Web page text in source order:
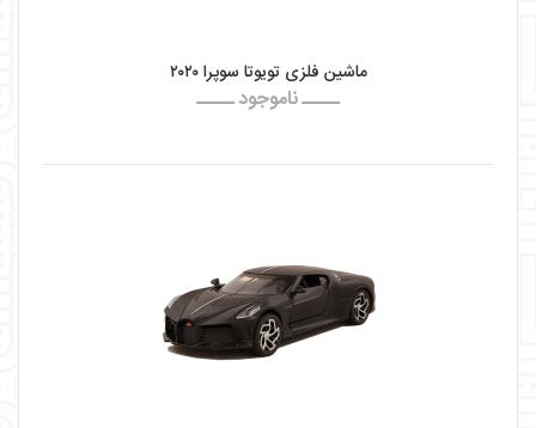
ماشین فلزی تویوتا سوپرا ۲۰۲۰
ـــــ ناموجود ـــــ